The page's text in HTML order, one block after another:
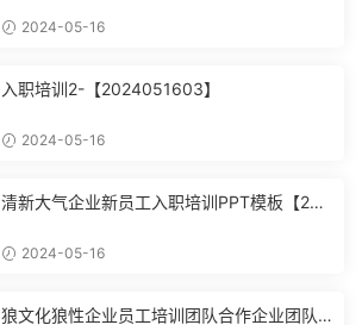
2024-05-16
入职培训2-【2024051603】
2024-05-16
清新大气企业新员工入职培训PPT模板【202
2024-05-16
狼文化狼性企业员工培训团队合作企业团队